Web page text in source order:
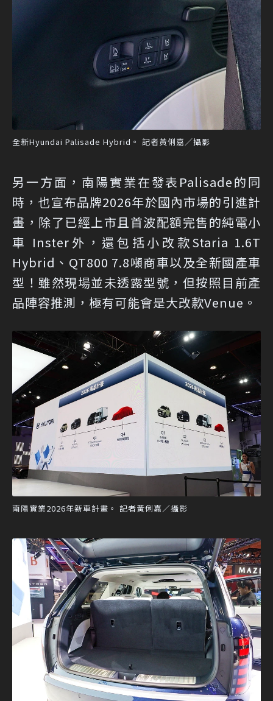
全新Hyundai Palisade Hybrid。 記者黃俐嘉／攝影
另一方面，南陽實業在發表Palisade的同
時，也宣布品牌2026年於國內市場的引進計
畫，除了已經上市且首波配額完售的純電小
車 Inster外，還包括小改款Staria 1.6T
Hybrid、QT800 7.8噸商車以及全新國產車
型！雖然現場並未透露型號，但按照目前產
品陣容推測，極有可能會是大改款Venue。
南陽實業2026年新車計畫。 記者黃俐嘉／攝影